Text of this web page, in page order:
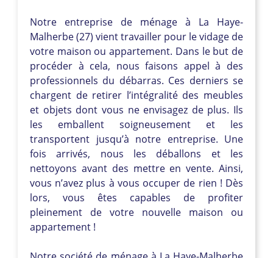
Notre entreprise de ménage à La Haye-
Malherbe (27) vient travailler pour le vidage de
votre maison ou appartement. Dans le but de
procéder à cela, nous faisons appel à des
professionnels du débarras. Ces derniers se
chargent de retirer l’intégralité des meubles
et objets dont vous ne envisagez de plus. Ils
les emballent soigneusement et les
transportent jusqu’à notre entreprise. Une
fois arrivés, nous les déballons et les
nettoyons avant des mettre en vente. Ainsi,
vous n’avez plus à vous occuper de rien ! Dès
lors, vous êtes capables de profiter
pleinement de votre nouvelle maison ou
appartement !